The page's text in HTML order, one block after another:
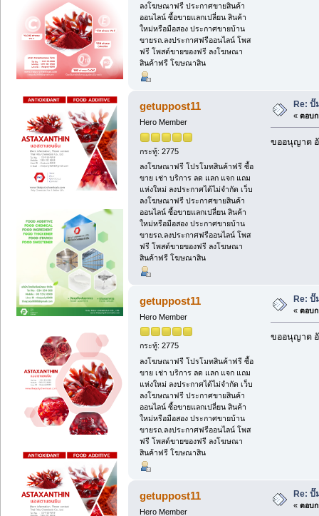
ลงโฆษณาฟรี ประกาศขายสินค้า
ออนไลน์ ซื้อขายแลกเปลี่ยน สินค้า
ใหม่หรือมือสอง ประกาศขายบ้าน
ขายรถ.ลงประกาศฟรีออนไลน์ โพส
ฟรี โพสต์ขายของฟรี ลงโฆษณา
สินค้าฟรี โฆษณาสิน
getuppost11
Hero Member
กระทู้: 2775
ลงโฆษณาฟรี โปรโมทสินค้าฟรี ซื้อ
ขาย เช่า บริการ ลด แลก แจก แถม
แห่งใหม่ ลงประกาศได้ไม่จำกัด เว็บ
ลงโฆษณาฟรี ประกาศขายสินค้า
ออนไลน์ ซื้อขายแลกเปลี่ยน สินค้า
ใหม่หรือมือสอง ประกาศขายบ้าน
ขายรถ.ลงประกาศฟรีออนไลน์ โพส
ฟรี โพสต์ขายของฟรี ลงโฆษณา
สินค้าฟรี โฆษณาสิน
Re:
« ตอบก
ขออนุญาต
getuppost11
Hero Member
กระทู้: 2775
ลงโฆษณาฟรี โปรโมทสินค้าฟรี ซื้อ
ขาย เช่า บริการ ลด แลก แจก แถม
แห่งใหม่ ลงประกาศได้ไม่จำกัด เว็บ
ลงโฆษณาฟรี ประกาศขายสินค้า
ออนไลน์ ซื้อขายแลกเปลี่ยน สินค้า
ใหม่หรือมือสอง ประกาศขายบ้าน
ขายรถ.ลงประกาศฟรีออนไลน์ โพส
ฟรี โพสต์ขายของฟรี ลงโฆษณา
สินค้าฟรี โฆษณาสิน
Re:
« ตอบก
ขออนุญาต
getuppost11
Hero Member
Re:
« ตอบก